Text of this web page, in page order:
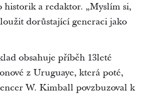
historik a redaktor. „Myslím si,
dorůstající generaci jako
obsahuje příběh 13leté
z Uruguaye, která poté,
W. Kimball povzbuzoval k